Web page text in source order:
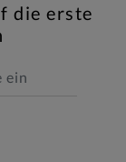
die erste